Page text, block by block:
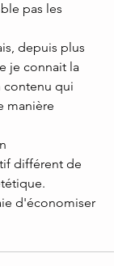
pas les
depuis plus
je connait la
contenu qui
manière
différent de
d'économiser